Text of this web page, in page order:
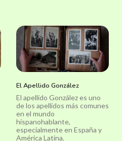
El Apellido González
El apellido González es uno
de los apellidos más comunes
en el mundo
hispanohablante,
especialmente en España y
América Latina.